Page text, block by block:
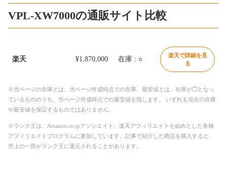
VPL-XW7000の通販サイト比較
楽天 ¥1,870,000 在庫 : ○
楽天で詳細を見
る
※当ページの在庫とは、当ページ作成時点での在庫、最安値とは、在庫が◯となっ
ているもののうち、当ページ作成時点での最安値を指します。 いずれも現在の在庫
や最安値を保証するものではありません。
※ランク王は、Amazon.co.jpアソシエイト、楽天アフィリエイトを始めとした各種
アフィリエイトプログラムに参加しています。記事で紹介した商品を購入すると、
売上の一部がランク王に還元されることがあります。